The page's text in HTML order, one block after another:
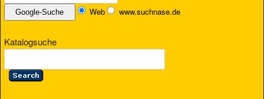
Web www.suchnase.de
Katalogsuche